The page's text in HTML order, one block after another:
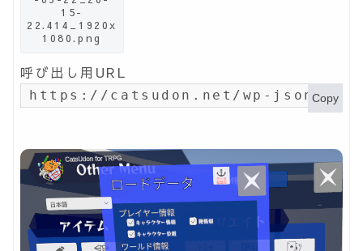
15-
22.414_1920x
1080.png
呼び出し用URL
https://catsudon.net/wp-json/my-
Copy